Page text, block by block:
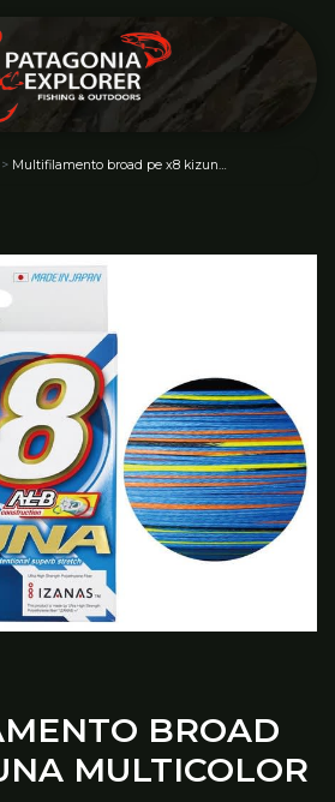
Multifilamento broad pe x8 kizuna multicolor
BROAD
MULTICOLOR